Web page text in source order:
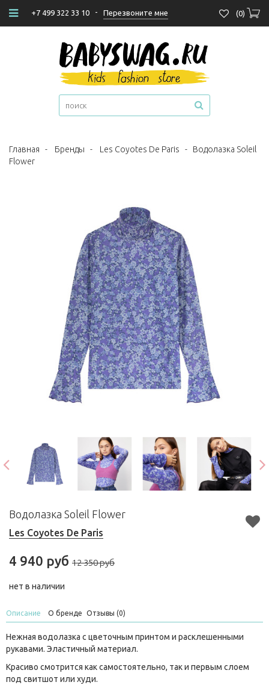
+7 499 322 33 10 - Перезвоните мне (0)
Главная - Бренды - Les Coyotes De Paris - Водолазка Soleil
Flower
Водолазка Soleil Flower
Les Coyotes De Paris
4 940 руб 12 350 руб
нет в наличии
Описание О бренде Отзывы (0)
Нежная водолазка с цветочным принтом и расклешенными
рукавами. Эластичный материал.
Красиво смотрится как самостоятельно, так и первым слоем
под свитшот или худи.